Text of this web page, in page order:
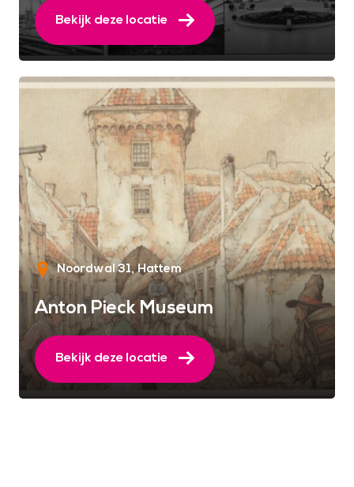
Bekijk deze locatie
Noordwal 31 Hattem
Anton Pieck Museum
Bekijk deze locatie